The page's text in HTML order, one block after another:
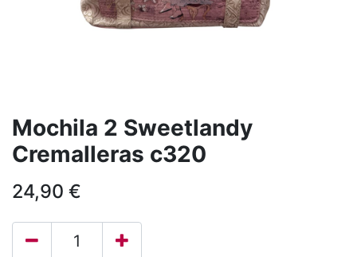
Mochila 2 Sweetlandy
Cremalleras c320
24,90 €